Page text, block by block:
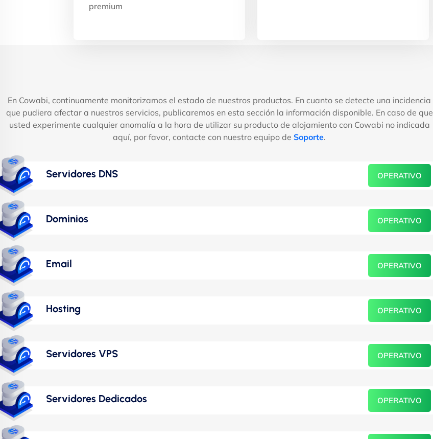
premium
En Cowabi, continuamente monitorizamos el estado de nuestros productos. En cuanto se detecte una incidencia
que pudiera afectar a nuestros servicios, publicaremos en esta sección la información disponible. En caso de que
usted experimente cualquier anomalía a la hora de utilizar su producto de alojamiento con Cowabi no indicada
aquí, por favor, contacte con nuestro equipo de Soporte.
Servidores DNS OPERATIVO
Dominios OPERATIVO
Email OPERATIVO
Hosting OPERATIVO
Servidores VPS OPERATIVO
Servidores Dedicados OPERATIVO